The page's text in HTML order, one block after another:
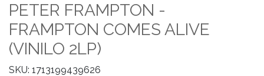
PETER FRAMPTON -
FRAMPTON COMES ALIVE
(VINILO 2LP)
SKU: 1713199439626